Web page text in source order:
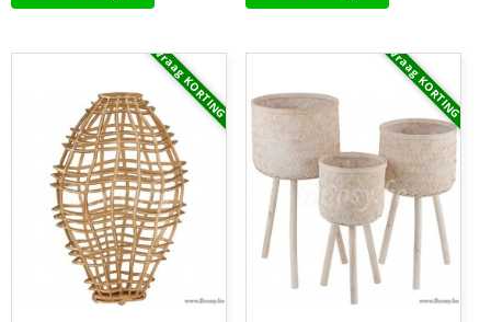
Vraag KORTING Vraag KORTING